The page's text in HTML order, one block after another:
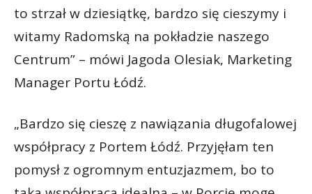
to strzał w dziesiątkę, bardzo się cieszymy i
witamy Radomską na pokładzie naszego
Centrum” – mówi Jagoda Olesiak, Marketing
Manager Portu Łódź.
„Bardzo się cieszę z nawiązania długofalowej
współpracy z Portem Łódź. Przyjęłam ten
pomysł z ogromnym entuzjazmem, bo to